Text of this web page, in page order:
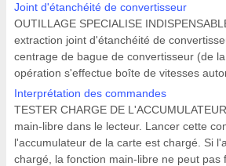
Joint d'étanchéité de convertisseur
OUTILLAGE SPECIALISE
extraction joint d'étanchéité de
centrage de bague de convertisseur (de
opération s'effectue boîte de vitesses
Interprétation des commandes
TESTER CHARGE DE
main-libre dans le lecteur. Lancer cette
l'accumulateur de la carte est chargé. Si
chargé, la fonction main-libre ne peut pas